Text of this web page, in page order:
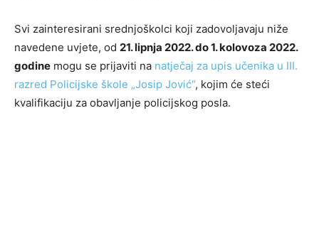
Svi zainteresirani srednjoškolci koji zadovoljavaju niže
navedene uvjete, od 21. lipnja 2022. do 1. kolovoza 2022.
godine mogu se prijaviti na natječaj za upis učenika u III.
razred Policijske škole „Josip Jović“, kojim će steći
kvalifikaciju za obavljanje policijskog posla.